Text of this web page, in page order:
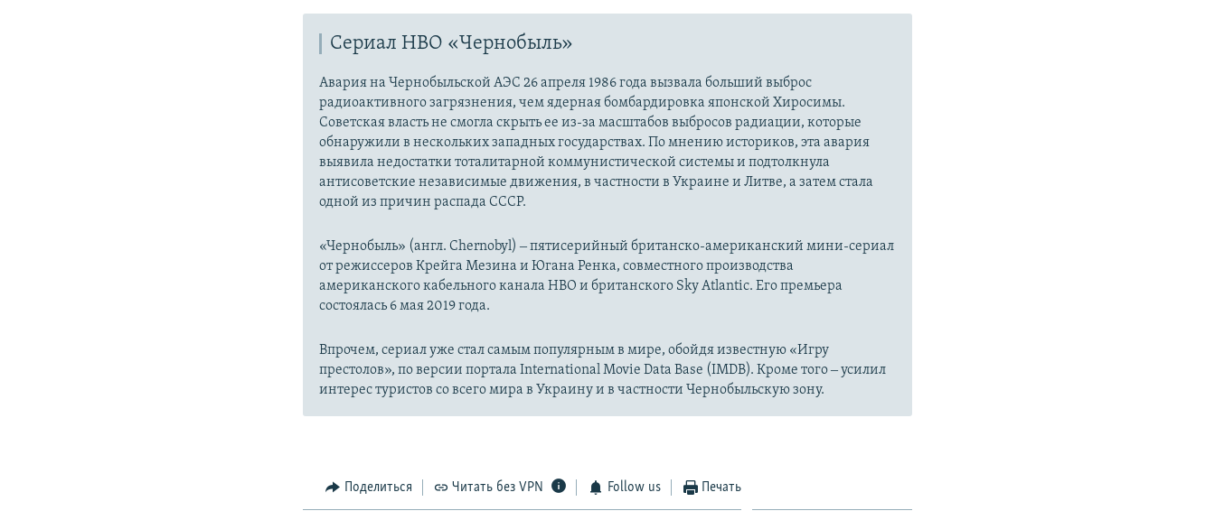
Сериал HBO «Чернобыль»
Авария на Чернобыльской АЭС 26 апреля 1986 года вызвала больший выброс
радиоактивного загрязнения, чем ядерная бомбардировка японской Хиросимы.
Советская власть не смогла скрыть ее из-за масштабов выбросов радиации, которые
обнаружили в нескольких западных государствах. По мнению историков, эта авария
выявила недостатки тоталитарной коммунистической системы и подтолкнула
антисоветские независимые движения, в частности в Украине и Литве, а затем стала
одной из причин распада СССР.
«Чернобыль» (англ. Chernobyl) ‒ пятисерийный британско-американский мини-сериал
от режиссеров Крейга Мезина и Югана Ренка, совместного производства
американского кабельного канала HBO и британского Sky Atlantic. Его премьера
состоялась 6 мая 2019 года.
Впрочем, сериал уже стал самым популярным в мире, обойдя известную «Игру
престолов», по версии портала International Movie Data Base (IMDB). Кроме того ‒ усилил
интерес туристов со всего мира в Украину и в частности Чернобыльскую зону.
Поделиться Читать без VPN Follow us Печать